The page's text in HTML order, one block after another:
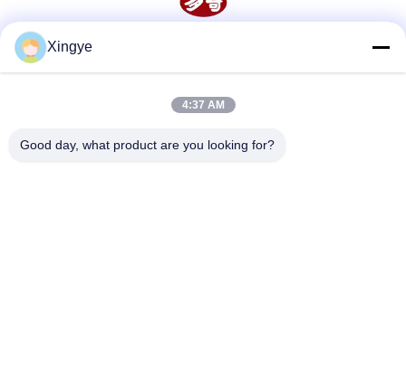
Xingye
4:37 AM
Good day, what product are you looking for?